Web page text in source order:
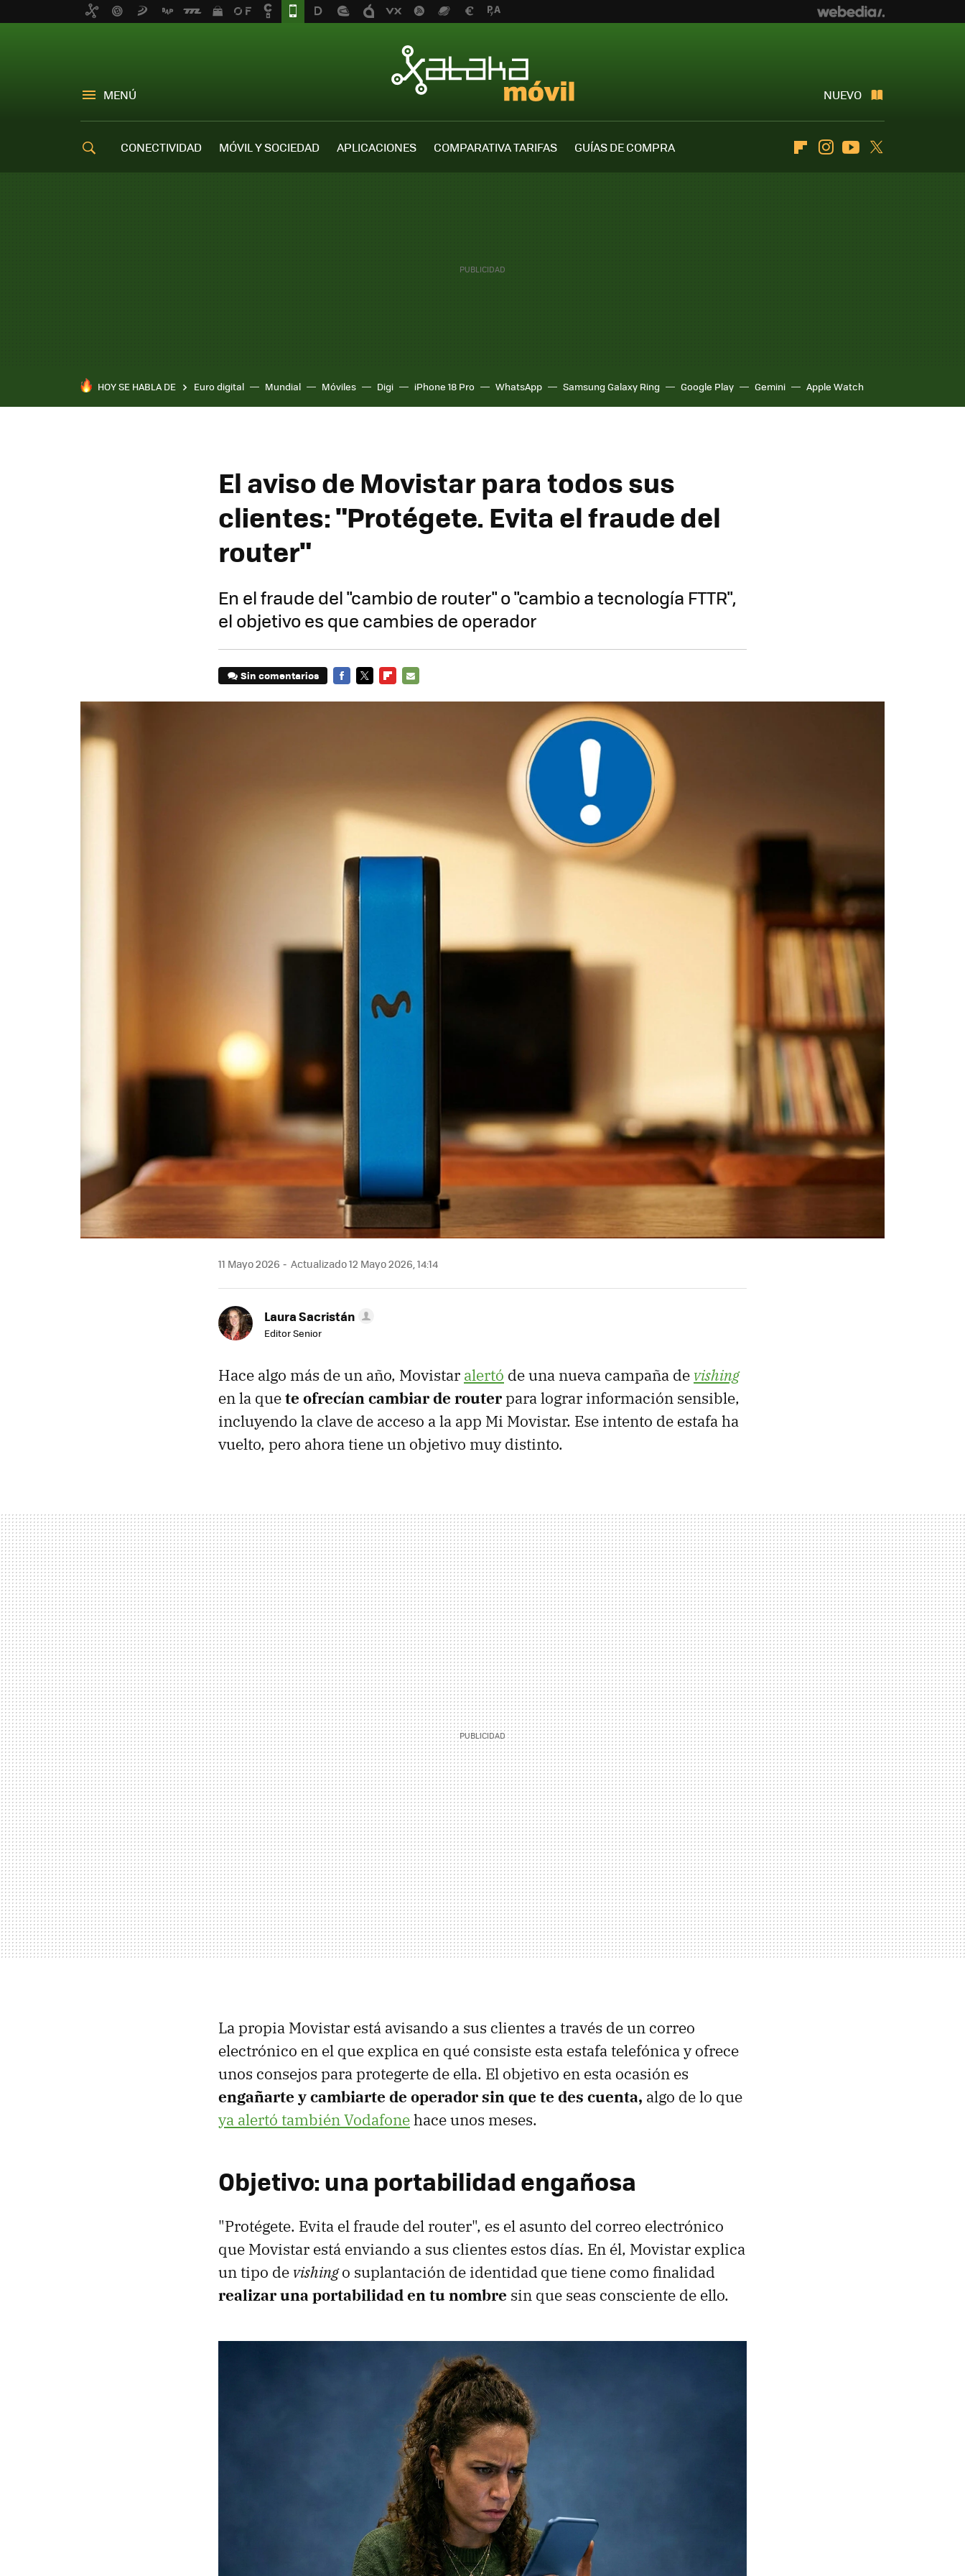
MENÚ NUEVO
CONECTIVIDAD MÓVIL Y SOCIEDAD APLICACIONES COMPARATIVA TARIFAS
GUÍAS DE COMPRA
FlipboardInstagramYoutube
HOY SE HABLA DE Euro digital Mundial Móviles Digi iPhone 18 Pro WhatsApp Samsung Galaxy Ring Google Play Gemini Apple Watch
El aviso de Movistar para todos sus
clientes: "Protégete. Evita el fraude del
router"
En el fraude del "cambio de router" o "cambio a tecnología FTTR",
el objetivo es que cambies de operador
Sin comentarios
11 Mayo 2026 Actualizado 12 Mayo 2026, 14:14
Laura Sacristán
Editor Senior
Hace algo más de un año, Movistar alertó de una nueva campaña de vishing
en la quete ofrecían cambiar de routerpara lograr información sensible,
incluyendo la clave de acceso a la app Mi Movistar. Ese intento de estafa ha
vuelto, pero ahora tiene un objetivo muy distinto.
La propia Movistar está avisando a sus clientes a través de un correo
electrónico en el que explica en qué consiste esta estafa telefónica y ofrece
unos consejos para protegerte de ella. El objetivo en esta ocasión es
engañarte y cambiarte de operador sin que te des cuenta, algo de lo que
ya alertó también Vodafonehace unos meses.
Objetivo: una portabilidad engañosa
"Protégete. Evita el fraude del router", es el asunto del correo electrónico
que Movistar está enviando a sus clientes estos días. En él, Movistar explica
un tipo de vishingo suplantación de identidad que tiene como finalidad
realizar una portabilidad en tu nombre sin que seas consciente de ello.